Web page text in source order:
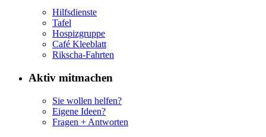
Hilfsdienste
Tafel
Hospizgruppe
Café Kleeblatt
Rikscha-Fahrten
Aktiv mitmachen
Sie wollen helfen?
Eigene Ideen?
Fragen + Antworten